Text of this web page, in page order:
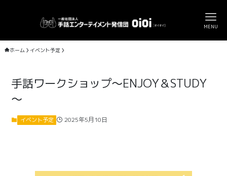
MENU
ホーム イベント予定
手話ワークショップ～ENJOY＆STUDY
～
イベント予定 2025年5月10日